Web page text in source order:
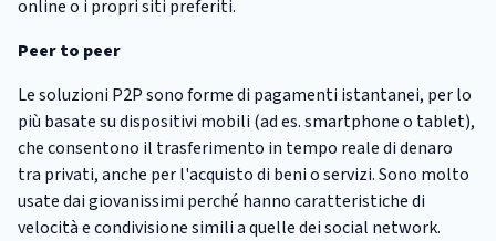
online o i propri siti preferiti.
Peer to peer
Le soluzioni P2P sono forme di pagamenti istantanei, per lo
più basate su dispositivi mobili (ad es. smartphone o tablet),
che consentono il trasferimento in tempo reale di denaro
tra privati, anche per l'acquisto di beni o servizi. Sono molto
usate dai giovanissimi perché hanno caratteristiche di
velocità e condivisione simili a quelle dei social network.